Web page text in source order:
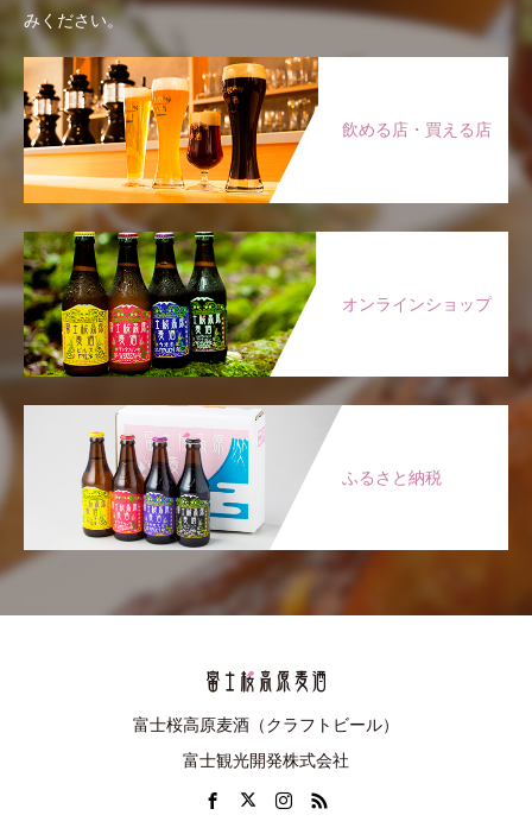
みください。
飲める店・買える店
オンラインショップ
ふるさと納税
富士桜高原麦酒（クラフトビール）
富士観光開発株式会社